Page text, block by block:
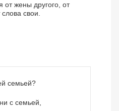
от жены другого, от
свои.
семьей?
с семьей,